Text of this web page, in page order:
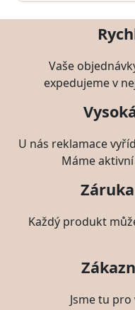
Vaše
expedujeme v
U nás reklamace
Máme
Každý produkt
Jsme tu